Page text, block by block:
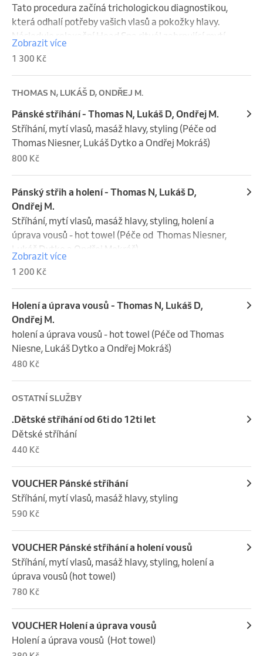
(45-50min.)
Tato procedura začíná trichologickou diagnostikou,
která odhalí potřeby vašich vlasů a pokožky hlavy.
Následuje relaxační Head Spa rituál zahrnující mytí,
aromaterapeutickou masáž, peeling a hloubkovou
regeneraci výživnými maskami, doplněnou o
odpočinek v parní sauně. Na závěr foukán vlasů.
zdraví vlasů i pokožky hlavy. (75-90min.)
Zobrazit více
1 300 Kč
THOMAS N, LUKÁŠ D, ONDŘEJ M.
Pánské stříhání - Thomas N, Lukáš D, Ondřej M.
Stříhání, mytí vlasů, masáž hlavy, styling (Péče od
Thomas Niesner, Lukáš Dytko a Ondřej Mokráš)
800 Kč
Pánský střih a holení - Thomas N, Lukáš D,
Ondřej M.
Stříhání, mytí vlasů, masáž hlavy, styling, holení a
úprava vousů - hot towel (Péče od  Thomas Niesner,
Lukáš Dytko a Ondřej Mokráš)
Zobrazit více
1 200 Kč
Holení a úprava vousů - Thomas N, Lukáš D,
Ondřej M.
holení a úprava vousů - hot towel (Péče od Thomas
Niesne, Lukáš Dytko a Ondřej Mokráš)
480 Kč
OSTATNÍ SLUŽBY
.Dětské stříhání od 6ti do 12ti let
Dětské stříhání
440 Kč
VOUCHER Pánské stříhání
Stříhání, mytí vlasů, masáž hlavy, styling
590 Kč
VOUCHER Pánské stříhání a holení vousů
Stříhání, mytí vlasů, masáž hlavy, styling, holení a
úprava vousů (hot towel)
780 Kč
VOUCHER Holení a úprava vousů
Holení a úprava vousů  (Hot towel)